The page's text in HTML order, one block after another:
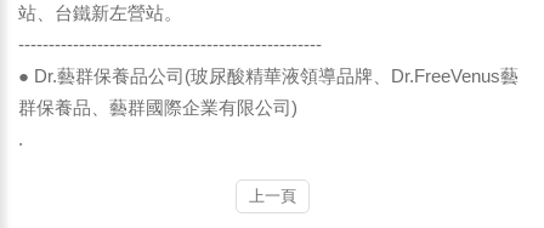
站、台鐵新左營站。
--------------------------------------------------
● Dr.藝群保養品公司(玻尿酸精華液領導品牌、Dr.FreeVenus藝
群保養品、藝群國際企業有限公司)
.
上一頁